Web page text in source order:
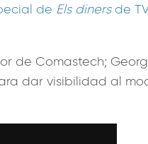
de Els dinersde
de Comastech;
dar visibilidad al